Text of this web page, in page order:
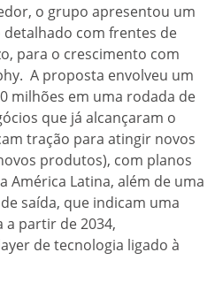
o grupo apresentou um
com frentes de
para o crescimento com
A proposta envolveu um
milhões em uma rodada de
que já alcançaram o
tração para atingir novos
produtos), com planos
América Latina, além de uma
saída, que indicam uma
partir de 2034,
de tecnologia ligado à